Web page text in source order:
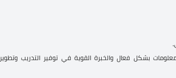
بشكل فعال والخبرة القوية في توفير التدريب وتطوير